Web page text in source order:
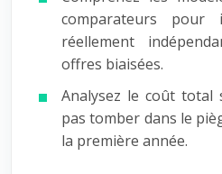
comparateurs pour
réellement
offres biaisées.
Analysez le coût
pas tomber dans le
la première année.